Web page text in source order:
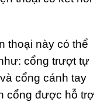
thoại này có thể
cổng trượt tự
cổng cánh tay
cổng được hỗ trợ